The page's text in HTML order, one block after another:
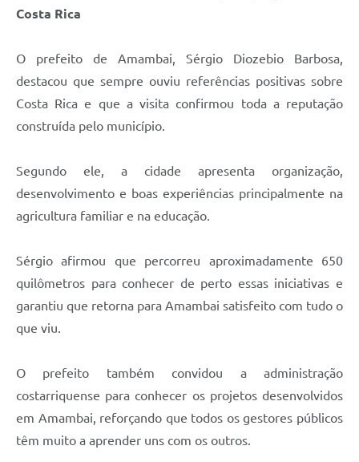
Costa Rica
O prefeito de Amambai, Sérgio Diozebio Barbosa,
destacou que sempre ouviu referências positivas sobre
Costa Rica e que a visita confirmou toda a reputação
construída pelo município.
Segundo ele, a cidade apresenta organização,
desenvolvimento e boas experiências principalmente na
agricultura familiar e na educação.
Sérgio afirmou que percorreu aproximadamente 650
quilômetros para conhecer de perto essas iniciativas e
garantiu que retorna para Amambai satisfeito com tudo o
que viu.
O prefeito também convidou a administração
costarriquense para conhecer os projetos desenvolvidos
em Amambai, reforçando que todos os gestores públicos
têm muito a aprender uns com os outros.